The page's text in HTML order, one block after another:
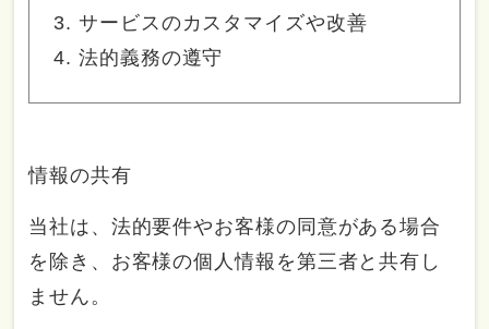
サービスのカスタマイズや改善
法的義務の遵守
情報の共有
当社は、法的要件やお客様の同意がある場合
を除き、お客様の個人情報を第三者と共有し
ません。